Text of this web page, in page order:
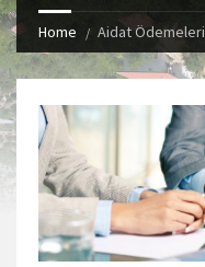
Home Aidat Ödemeleri